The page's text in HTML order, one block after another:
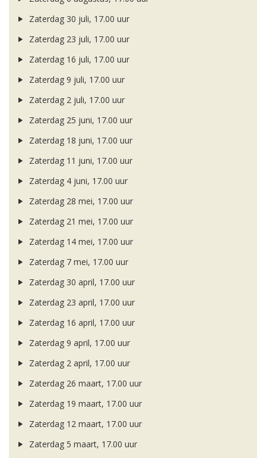
Zaterdag 30 juli, 17.00 uur
Zaterdag 23 juli, 17.00 uur
Zaterdag 16 juli, 17.00 uur
Zaterdag 9 juli, 17.00 uur
Zaterdag 2 juli, 17.00 uur
Zaterdag 25 juni, 17.00 uur
Zaterdag 18 juni, 17.00 uur
Zaterdag 11 juni, 17.00 uur
Zaterdag 4 juni, 17.00 uur
Zaterdag 28 mei, 17.00 uur
Zaterdag 21 mei, 17.00 uur
Zaterdag 14 mei, 17.00 uur
Zaterdag 7 mei, 17.00 uur
Zaterdag 30 april, 17.00 uur
Zaterdag 23 april, 17.00 uur
Zaterdag 16 april, 17.00 uur
Zaterdag 9 april, 17.00 uur
Zaterdag 2 april, 17.00 uur
Zaterdag 26 maart, 17.00 uur
Zaterdag 19 maart, 17.00 uur
Zaterdag 12 maart, 17.00 uur
Zaterdag 5 maart, 17.00 uur